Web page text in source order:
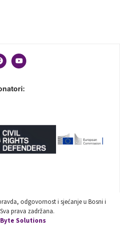
odgovornost i sjećanje u Bosni i
prava zadržana.
Solutions